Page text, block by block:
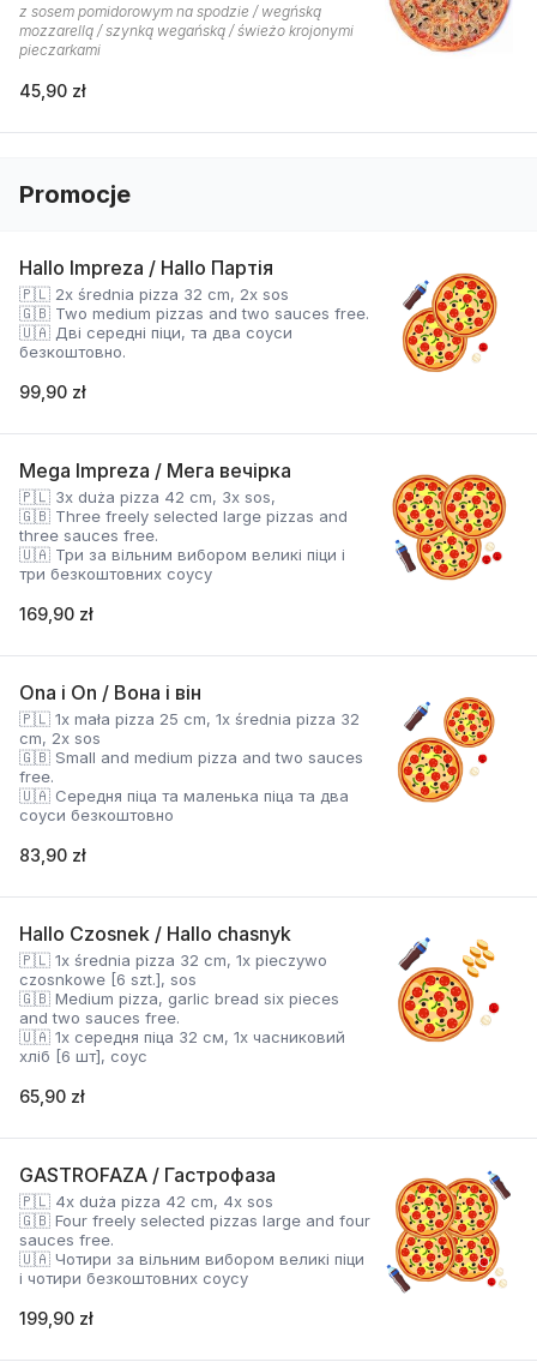
z sosem pomidorowym na spodzie / wegńską
mozzarellą / szynką wegańską / świeżo krojonymi
pieczarkami
45,90 zł
Promocje
Hallo Impreza / Hallo Партія
🇵🇱 2x średnia pizza 32 cm, 2x sos
🇬🇧 Two medium pizzas and two sauces free.
🇺🇦 Дві середні піци, та два соуси
безкоштовно.
99,90 zł
Mega Impreza / Мега вечірка
🇵🇱 3x duża pizza 42 cm, 3x sos,
🇬🇧 Three freely selected large pizzas and
three sauces free.
🇺🇦 Три за вільним вибором великі піци і
три безкоштовних соусу
169,90 zł
Ona i On / Вона і він
🇵🇱 1x mała pizza 25 cm, 1x średnia pizza 32
cm, 2x sos
🇬🇧 Small and medium pizza and two sauces
free.
🇺🇦 Середня піца та маленька піца та два
соуси безкоштовно
83,90 zł
Hallo Czosnek / Hallo chasnyk
🇵🇱 1x średnia pizza 32 cm, 1x pieczywo
czosnkowe [6 szt.], sos
🇬🇧 Medium pizza, garlic bread six pieces
and two sauces free.
🇺🇦 1x середня піца 32 см, 1x часниковий
хліб [6 шт], соус
65,90 zł
GASTROFAZA / Гастрофаза
🇵🇱 4x duża pizza 42 cm, 4x sos
🇬🇧 Four freely selected pizzas large and four
sauces free.
🇺🇦 Чотири за вільним вибором великі піци
і чотири безкоштовних соусу
199,90 zł